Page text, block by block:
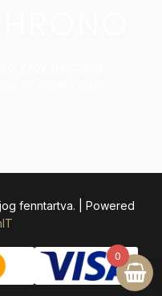
fenntartva. | Powered
0